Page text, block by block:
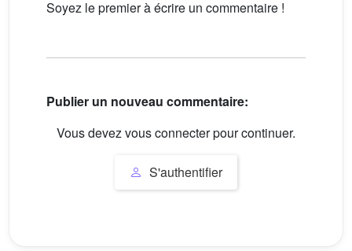
Soyez le premier à écrire un commentaire !
Publier un nouveau commentaire:
Vous devez vous connecter pour continuer.
S'authentifier